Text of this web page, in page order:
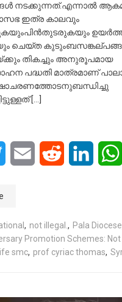
നടക്കുന്നത്.എന്നാൽ
ഇത്ര കാലവും
ചെയ്ത
തികച്ചും അനുരൂപമായ
പദ്ധതി മാത്രമാണ്
[…]
Twitter Email Reddit
, not illegal., Pala Diocese
Promotion Schemes:
smc, prof cyriac thomas,